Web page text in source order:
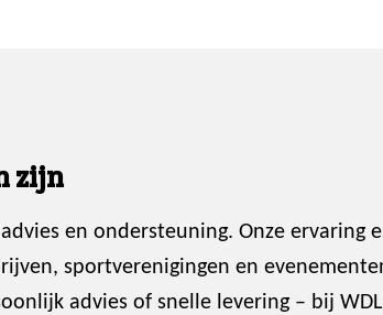
zijn
en ondersteuning. Onze ervaring
sportverenigingen en
advies of snelle levering – bij